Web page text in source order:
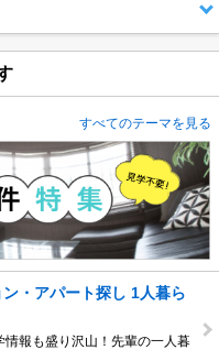
すべてのテーマを見る
・アパート探し 1人暮ら
情報も盛り沢山！先輩の一人暮